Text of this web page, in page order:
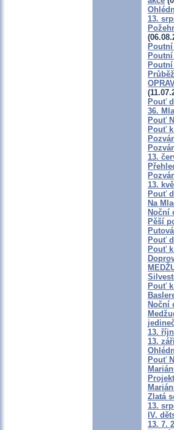
13.
Pouť
36.
Pouť
Pouť
13.
13.
Pouť
Na
Noční
Pěší
Pouť
Pouť
Pouť
Noční
13.
13.
Pouť
Zlatá
13.
IV.
13. 7.